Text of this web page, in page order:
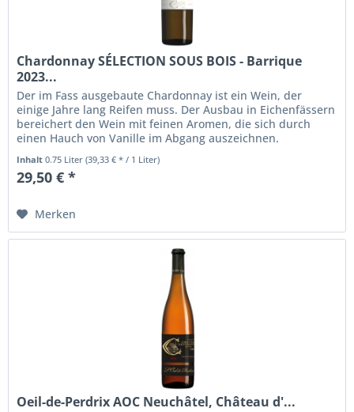
Chardonnay SÉLECTION SOUS BOIS - Barrique
2023...
Der im Fass ausgebaute Chardonnay ist ein Wein, der
einige Jahre lang Reifen muss. Der Ausbau in Eichenfässern
bereichert den Wein mit feinen Aromen, die sich durch
einen Hauch von Vanille im Abgang auszeichnen.
Inhalt0.75 Liter(39,33 € * / 1 Liter)
29,50 € *
Merken
Oeil-de-Perdrix AOC Neuchâtel, Château d'...